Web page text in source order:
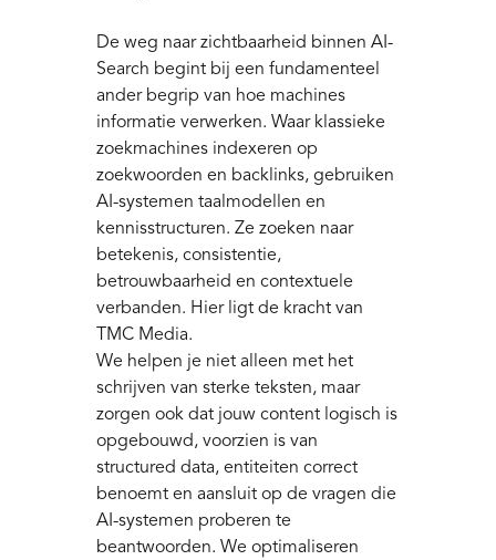
De weg naar zichtbaarheid binnen AI-
Search begint bij een fundamenteel
ander begrip van hoe machines
informatie verwerken. Waar klassieke
zoekmachines indexeren op
zoekwoorden en backlinks, gebruiken
AI-systemen taalmodellen en
kennisstructuren. Ze zoeken naar
betekenis, consistentie,
betrouwbaarheid en contextuele
verbanden. Hier ligt de kracht van
TMC Media.
We helpen je niet alleen met het
schrijven van sterke teksten, maar
zorgen ook dat jouw content logisch is
opgebouwd, voorzien is van
structured data, entiteiten correct
benoemt en aansluit op de vragen die
AI-systemen proberen te
beantwoorden. We optimaliseren